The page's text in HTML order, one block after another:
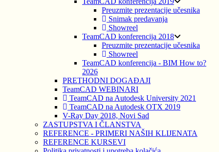
Preuzmite prezentacije učesnika
Snimak predavanja
Showreel
TeamCAD konferencija 2018
Preuzmite prezentacije učesnika
Showreel
TeamCAD konferencija - BIM How to?
2026
PRETHODNI DOGAĐAJI
TeamCAD WEBINARI
TeamCAD na Autodesk University 2021
TeamCAD na Autodesk OTX 2019
V-Ray Day 2018, Novi Sad
ZASTUPSTVA I ČLANSTVA
REFERENCE - PRIMERI NAŠIH KLIJENATA
REFERENCE KURSEVI